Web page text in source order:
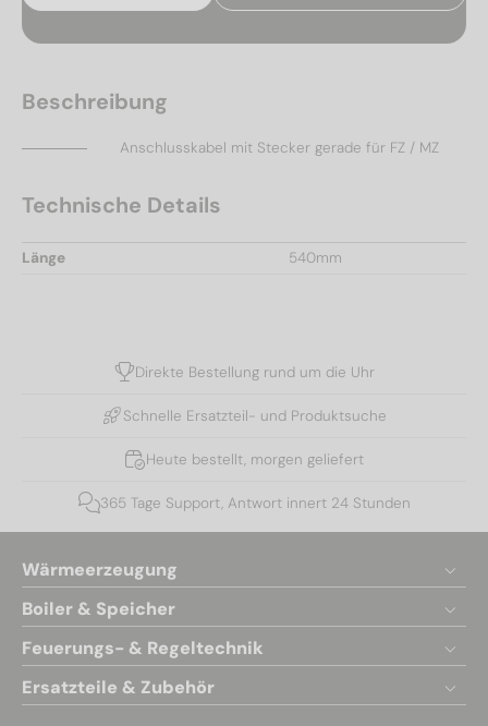
Beschreibung
Anschlusskabel mit Stecker gerade für FZ / MZ
Technische Details
Länge 540mm
Direkte Bestellung rund um die Uhr
Schnelle Ersatzteil- und Produktsuche
Heute bestellt, morgen geliefert
365 Tage Support, Antwort innert 24 Stunden
Wärmeerzeugung
Boiler & Speicher
Feuerungs- & Regeltechnik
Ersatzteile & Zubehör